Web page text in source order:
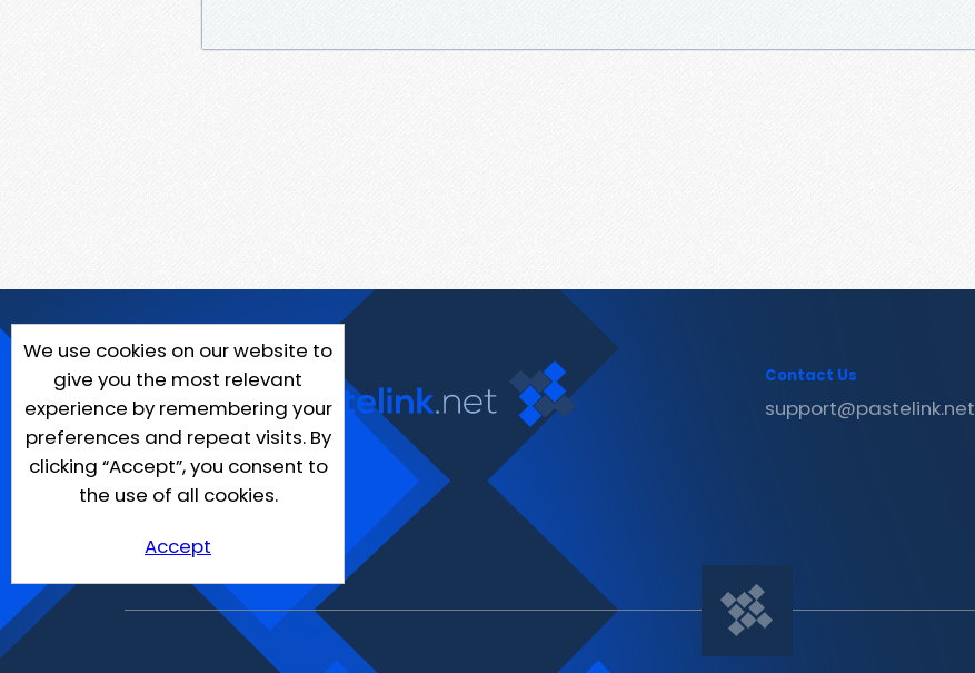
We use cookies on our website to
give you the most relevant
experience by remembering your
preferences and repeat visits. By
clicking “Accept”, you consent to
the use of all cookies.
Accept
Contact Us
support@pastelink.net